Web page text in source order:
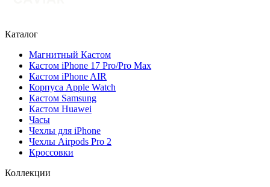
Каталог
Магнитный Кастом
Кастом iPhone 17 Pro/Pro Max
Кастом iPhone AIR
Корпуса Apple Watch
Кастом Samsung
Кастом Huawei
Часы
Чехлы для iPhone
Чехлы Airpods Pro 2
Кроссовки
Коллекции